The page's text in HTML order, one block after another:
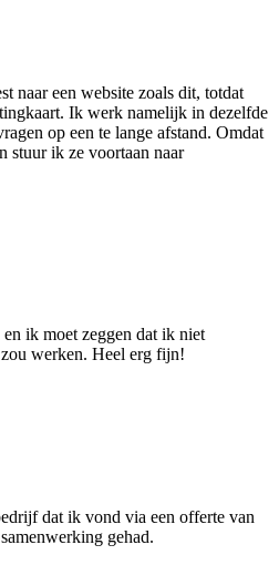
naar een website zoals dit, totdat
Ik werk namelijk in dezelfde
op een te lange afstand. Omdat
stuur ik ze voortaan naar
ik moet zeggen dat ik niet
werken. Heel erg fijn!
dat ik vond via een offerte van
gehad.